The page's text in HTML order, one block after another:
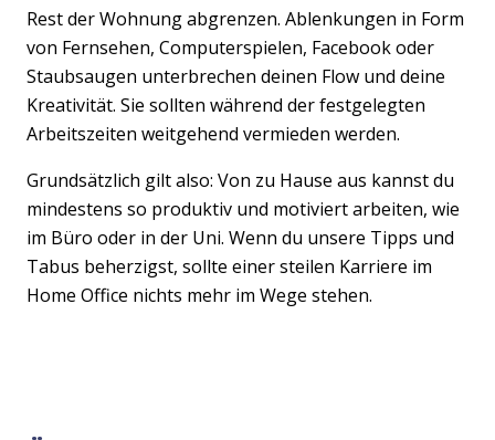
Rest der Wohnung abgrenzen. Ablenkungen in Form
von Fernsehen, Computerspielen, Facebook oder
Staubsaugen unterbrechen deinen Flow und deine
Kreativität. Sie sollten während der festgelegten
Arbeitszeiten weitgehend vermieden werden.
Grundsätzlich gilt also: Von zu Hause aus kannst du
mindestens so produktiv und motiviert arbeiten, wie
im Büro oder in der Uni. Wenn du unsere Tipps und
Tabus beherzigst, sollte einer steilen Karriere im
Home Office nichts mehr im Wege stehen.